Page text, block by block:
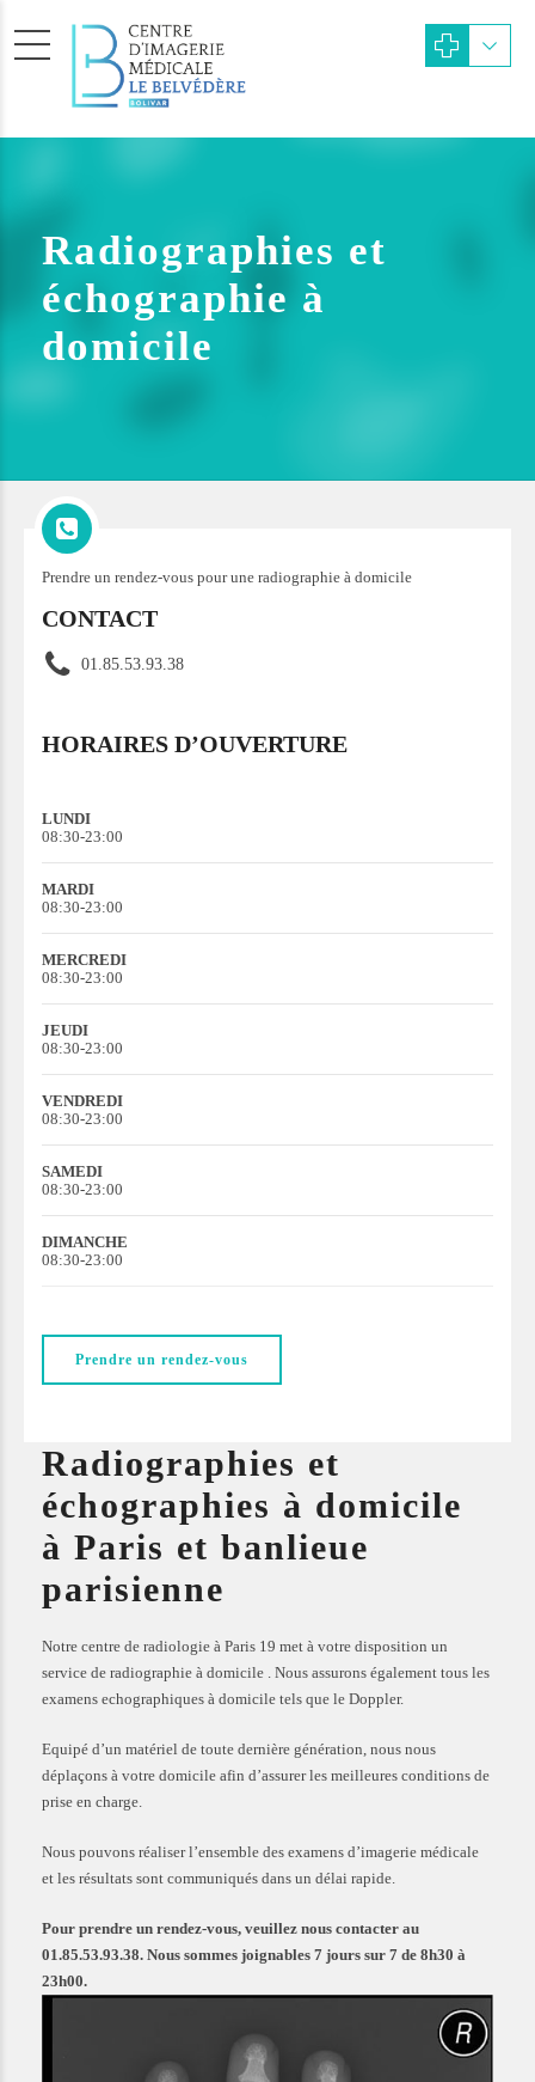
Radiographies et
échographie à
domicile
Prendre un rendez-vous pour une radiographie à domicile
CONTACT
01.85.53.93.38
HORAIRES D’OUVERTURE
LUNDI
08:30-23:00
MARDI
08:30-23:00
MERCREDI
08:30-23:00
JEUDI
08:30-23:00
VENDREDI
08:30-23:00
SAMEDI
08:30-23:00
DIMANCHE
08:30-23:00
Prendre un rendez-vous
Radiographies et
échographies à domicile
à Paris et banlieue
parisienne
Notre centre de radiologie à Paris 19 met à votre disposition un
service de radiographie à domicile . Nous assurons également tous les
examens echographiques à domicile tels que le Doppler.
Equipé d’un matériel de toute dernière génération, nous nous
déplaçons à votre domicile afin d’assurer les meilleures conditions de
prise en charge.
Nous pouvons réaliser l’ensemble des examens d’imagerie médicale
et les résultats sont communiqués dans un délai rapide.
Pour prendre un rendez-vous, veuillez nous contacter au
01.85.53.93.38. Nous sommes joignables 7 jours sur 7 de 8h30 à
23h00.